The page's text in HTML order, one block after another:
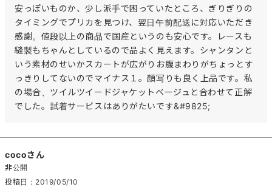
安っぽいものか、少し派手で困っていたところ、ぎりぎりの
タイミングでプリカを見つけ、翌日午前配送に対応いただき
感謝。値段以上の商品で国産というのも安心です。レースも
縫製もちゃんとしているので品よく見えます。シャンタンと
いう素材のせいかスカートが広がりお腹まわりがちょっとす
っきりしてないのでマイナス１。顔写りも良く上品です。私
の場合、ツイルツイードジャケットベージュと合わせて正解
でした。試着サービスはありがたいです&#9825;
coco
非公開
投稿日
2019/05/10